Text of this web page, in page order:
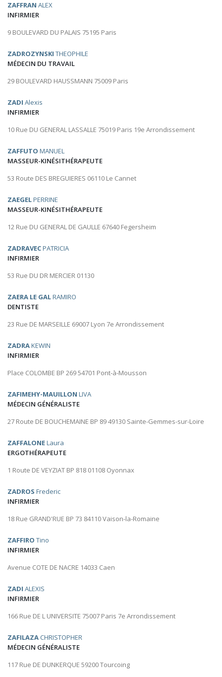
ZAFFRAN ALEX
INFIRMIER
9 BOULEVARD DU PALAIS 75195 Paris
ZADROZYNSKI THEOPHILE
MÉDECIN DU TRAVAIL
29 BOULEVARD HAUSSMANN 75009 Paris
ZADI Alexis
INFIRMIER
10 Rue DU GENERAL LASSALLE 75019 Paris 19e Arrondissement
ZAFFUTO MANUEL
MASSEUR-KINÉSITHÉRAPEUTE
53 Route DES BREGUIERES 06110 Le Cannet
ZAEGELPERRINE
MASSEUR-KINÉSITHÉRAPEUTE
12 Rue DU GENERAL DE GAULLE 67640 Fegersheim
ZADRAVECPATRICIA
INFIRMIER
53 Rue DU DR MERCIER 01130
ZAERA LE GALRAMIRO
DENTISTE
23 Rue DE MARSEILLE 69007 Lyon 7e Arrondissement
ZADRAKEWIN
INFIRMIER
Place COLOMBE BP 269 54701 Pont-à-Mousson
ZAFIMEHY-MAUILLON LIVA
MÉDECIN GÉNÉRALISTE
27 Route DE BOUCHEMAINE BP 89 49130 Sainte-Gemmes-sur-Loire
ZAFFALONELaura
ERGOTHÉRAPEUTE
1 Route DE VEYZIAT BP 818 01108 Oyonnax
ZADROS Frederic
INFIRMIER
18 Rue GRAND'RUE BP 73 84110 Vaison-la-Romaine
ZAFFIRO Tino
INFIRMIER
Avenue COTE DE NACRE 14033 Caen
ZADI ALEXIS
INFIRMIER
166 Rue DE L UNIVERSITE 75007 Paris 7e Arrondissement
ZAFILAZA CHRISTOPHER
MÉDECIN GÉNÉRALISTE
117 Rue DE DUNKERQUE 59200 Tourcoing